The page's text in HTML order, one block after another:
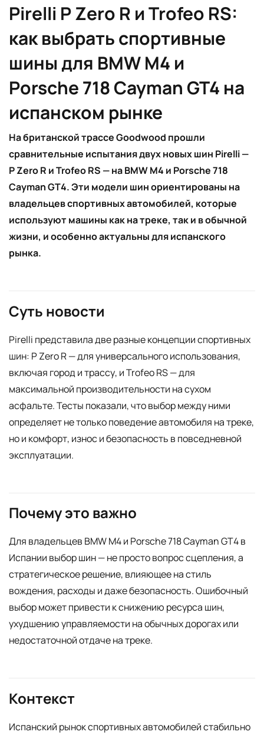
Pirelli P Zero R и Trofeo RS:
как выбрать спортивные
шины для BMW M4 и
Porsche 718 Cayman GT4 на
испанском рынке
На британской трассе Goodwood прошли
сравнительные испытания двух новых шин Pirelli —
P Zero R и Trofeo RS — на BMW M4 и Porsche 718
Cayman GT4. Эти модели шин ориентированы на
владельцев спортивных автомобилей, которые
используют машины как на треке, так и в обычной
жизни, и особенно актуальны для испанского
рынка.
Суть новости
Pirelli представила две разные концепции спортивных
шин: P Zero R — для универсального использования,
включая город и трассу, и Trofeo RS — для
максимальной производительности на сухом
асфальте. Тесты показали, что выбор между ними
определяет не только поведение автомобиля на треке,
но и комфорт, износ и безопасность в повседневной
эксплуатации.
Почему это важно
Для владельцев BMW M4 и Porsche 718 Cayman GT4 в
Испании выбор шин — не просто вопрос сцепления, а
стратегическое решение, влияющее на стиль
вождения, расходы и даже безопасность. Ошибочный
выбор может привести к снижению ресурса шин,
ухудшению управляемости на обычных дорогах или
недостаточной отдаче на треке.
Контекст
Испанский рынок спортивных автомобилей стабильно